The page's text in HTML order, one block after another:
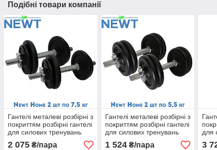
Подібні товари компанії
Гантелі металеві розбірні з
покриттям розбірні гантелі
для силових тренувань
Newt Home 2 шт по 7,5 кг
2 075 ₴/пара
Гантелі металеві розбірні з
покриттям розбірні гантелі
для силових тренувань
Newt Home 2 шт по 5,5 кг
1 524₴/пара
для
3